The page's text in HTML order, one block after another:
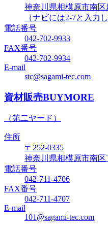
神奈川県相模原市南区
（ナビには2-7と入力
電話番号
042-702-9933
FAX番号
042-702-9934
E-mail
stc@sagami-tec.com
資材販売BUYMORE
（第二ヤード）
住所
〒252-0335
神奈川県相模原市南区
電話番号
042-711-4706
FAX番号
042-711-4707
E-mail
101@sagami-tec.com